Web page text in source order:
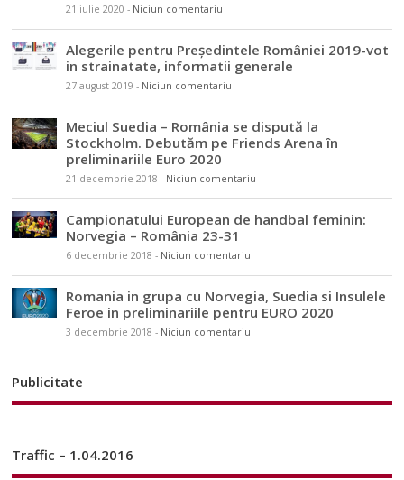
21 iulie 2020 - Niciun comentariu
Alegerile pentru Președintele României 2019-vot
in strainatate, informatii generale
27 august 2019 - Niciun comentariu
Meciul Suedia – România se dispută la
Stockholm. Debutăm pe Friends Arena în
preliminariile Euro 2020
21 decembrie 2018 - Niciun comentariu
Campionatului European de handbal feminin:
Norvegia – România 23-31
6 decembrie 2018 - Niciun comentariu
Romania in grupa cu Norvegia, Suedia si Insulele
Feroe in preliminariile pentru EURO 2020
3 decembrie 2018 - Niciun comentariu
Publicitate
Traffic – 1.04.2016